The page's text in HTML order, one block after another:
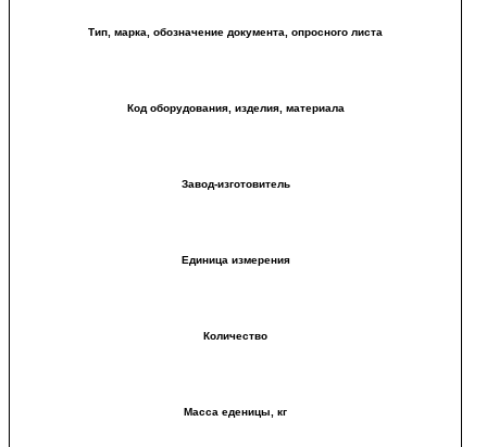
Тип, марка, обозначение документа, опросного листа
Код оборудования, изделия, материала
Завод-изготовитель
Единица измерения
Количество
Масса еденицы, кг